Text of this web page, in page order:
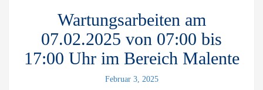
Wartungsarbeiten am
07.02.2025 von 07:00 bis
17:00 Uhr im Bereich Malente
Februar 3, 2025